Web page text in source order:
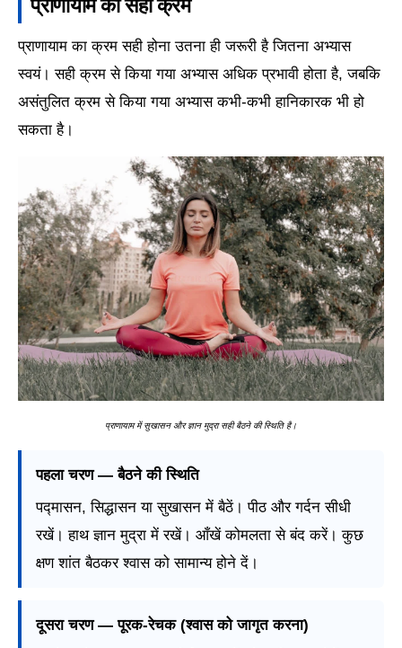
प्राणायाम का क्रम सही होना उतना ही जरूरी है जितना अभ्यास
स्वयं। सही क्रम से किया गया अभ्यास अधिक प्रभावी होता है, जबकि
असंतुलित क्रम से किया गया अभ्यास कभी-कभी हानिकारक भी हो
सकता है।
प्राणायाम में सुखासन और ज्ञान मुद्रा सही बैठने की स्थिति है।
पहला चरण — बैठने की स्थिति
पद्मासन, सिद्धासन या सुखासन में बैठें। पीठ और गर्दन सीधी
रखें। हाथ ज्ञान मुद्रा में रखें। आँखें कोमलता से बंद करें। कुछ
क्षण शांत बैठकर श्वास को सामान्य होने दें।
दूसरा चरण — पूरक-रेचक (श्वास को जागृत करना)